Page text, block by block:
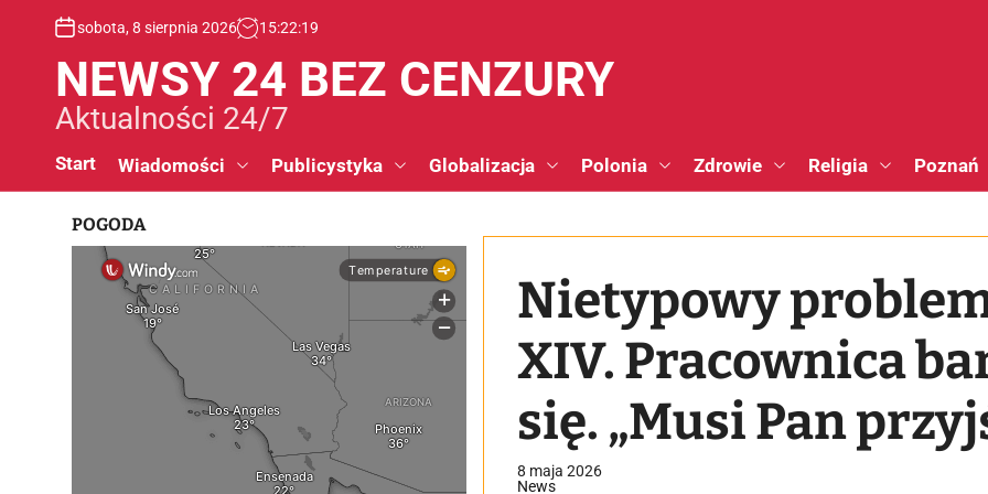
sobota, 8 sierpnia 2026 15:22:20
NEWSY 24 BEZ CENZURY
Aktualności 24/7
Start Wiadomości Publicystyka Globalizacja Polonia Zdrowie Religia Poznań
Nietypowy
XIV. Pracownica
się. „Musi Pan
8 maja 2026
News
POGODA